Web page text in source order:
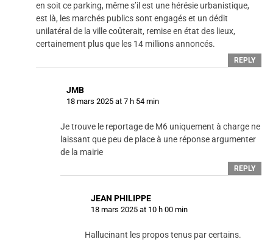
en soit ce parking, même s’il est une hérésie urbanistique,
est là, les marchés publics sont engagés et un dédit
unilatéral de la ville coûterait, remise en état des lieux,
certainement plus que les 14 millions annoncés.
REPLY
JMB
18 mars 2025 at 7 h 54 min
Je trouve le reportage de M6 uniquement à charge ne
laissant que peu de place à une réponse argumenter
de la mairie
REPLY
JEAN PHILIPPE
18 mars 2025 at 10 h 00 min
Hallucinant les propos tenus par certains.